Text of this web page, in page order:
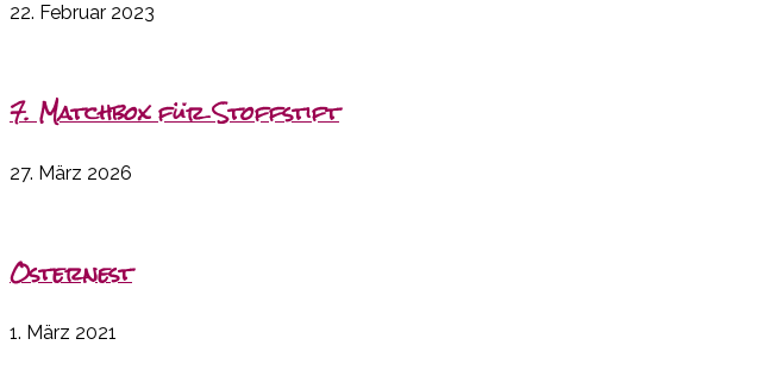
22. Februar 2023
7. Matchbox für Stoffstift
27. März 2026
Osternest
1. März 2021